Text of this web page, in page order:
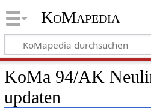
KoMapedia
KoMa 94/AK
updaten